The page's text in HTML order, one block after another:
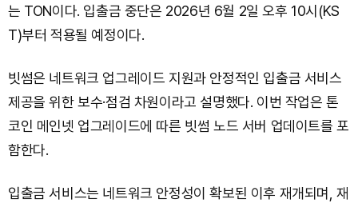
는 TON이다. 입출금 중단은 2026년 6월 2일 오후 10시(KS
T)부터 적용될 예정이다.
빗썸은 네트워크 업그레이드 지원과 안정적인 입출금 서비스
제공을 위한 보수·점검 차원이라고 설명했다. 이번 작업은 톤
코인 메인넷 업그레이드에 따른 빗썸 노드 서버 업데이트를 포
함한다.
입출금 서비스는 네트워크 안정성이 확보된 이후 재개되며, 재